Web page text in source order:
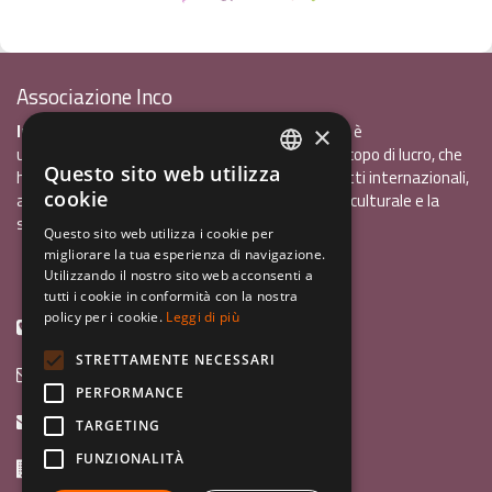
Associazione Inco
InCo - Interculturalità & Comunicazione APSè
un'associazione di promozione sociale, senza scopo di lucro, che
ha l'obiettivo di promuovere gli scambi e i contatti internazionali,
al fine accrescere tra i giovani la sensibilità interculturale e la
solidarietà internazionale.
Privacy policy.pdf120,41 kB
+39 0461 1822775
info@incoweb.org
inco@mypec.eu
Via Scipio Sighele 3 38122 - Trento (TN)
GERMAN
×
Questo sito web utilizza
cookie
Questo sito web utilizza i cookie per
migliorare la tua esperienza di navigazione.
Utilizzando il nostro sito web acconsenti a
tutti i cookie in conformità con la nostra
policy per i cookie. Leggi di più
STRETTAMENTE NECESSARI
PERFORMANCE
TARGETING
FUNZIONALITÀ